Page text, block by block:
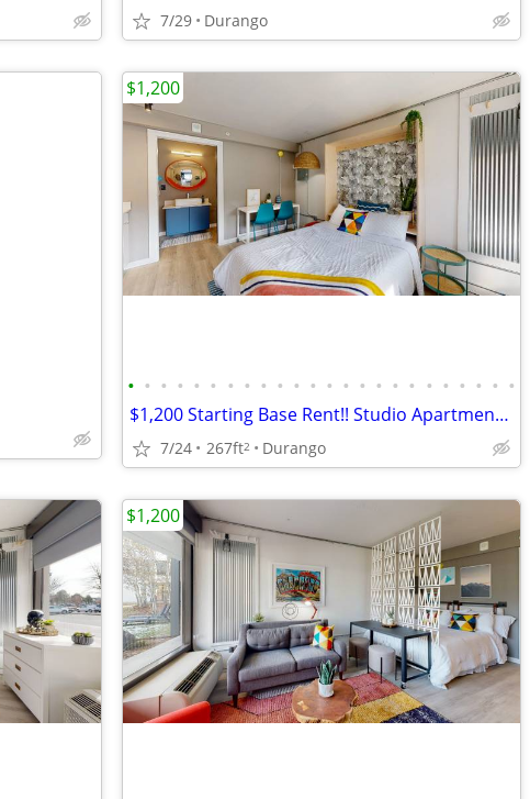
7/29 Durango
• • • • • • • • • • • • • • • • • • • • • • • •
$1,200 Starting Base Rent!! Studio Apartments in Durango!
7/24 267ft2 Durango
$1,200
$1,200